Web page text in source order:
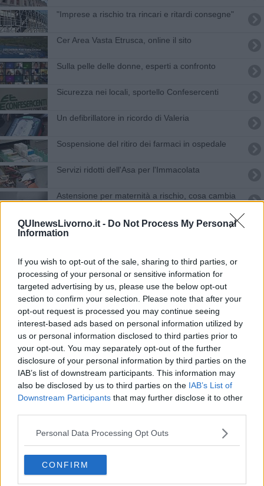
QUInewsLivorno.it - Do Not Process My Personal
Information
If you wish to opt-out of the sale, sharing to third parties, or
processing of your personal or sensitive information for
targeted advertising by us, please use the below opt-out
section to confirm your selection. Please note that after your
opt-out request is processed you may continue seeing
interest-based ads based on personal information utilized by
us or personal information disclosed to third parties prior to
your opt-out. You may separately opt-out of the further
disclosure of your personal information by third parties on the
IAB’s list of downstream participants. This information may
also be disclosed by us to third parties on the IAB’s List of
Downstream Participants that may further disclose it to other
Personal Data Processing Opt Outs
CONFIRM
"Imprese a rischio tra rincari e ritardi consegne"
Cer Area Vasta Etrusca, online il sito
Sulla pelle delle donne, esperti a confronto
Sicurezza nei locali, sportello Confesercenti
Un defibrillatore in ricordo di Valeria
Sospensione del ritiro dei farmaci in ospedale
Servizi ridotti dell'Asa per l'Immacolata
Astensione per maternità a rischio, cosa cambia
Un PIT per l'Arcipelago
Le agromafie nella Toscana costiera
La salute protagonista
Ctt, irregolarità nella vendita dei biglietti
Lutto nel Ctt, se ne va persona notissima
Inchiesta Aamps, otto indagati
Aamps, arriva il concordato preventivo
Aamps, è ancora sciopero
Concordato Aamps, Cgil non ci sta